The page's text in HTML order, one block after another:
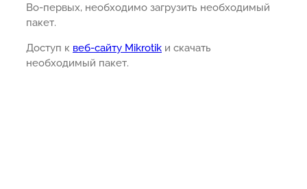
Во-первых, необходимо загрузить необходимый
пакет.
Доступ к веб-сайту Mikrotik и скачать
необходимый пакет.